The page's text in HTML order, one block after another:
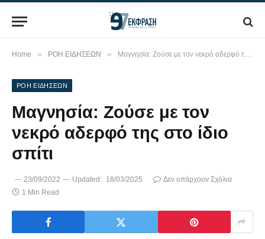
Home » ΡΟΗ ΕΙΔΗΣΕΩΝ » Μαγνησία: Ζούσε με τον νεκρό αδερφό της στο ίδιο σπίτι
ΡΟΗ ΕΙΔΗΣΕΩΝ
Μαγνησία: Ζούσε με τον
νεκρό αδερφό της στο ίδιο
σπίτι
23/09/2022 Updated: 18/03/2025
Δεν υπάρχουν Σχόλια
1 Min Read